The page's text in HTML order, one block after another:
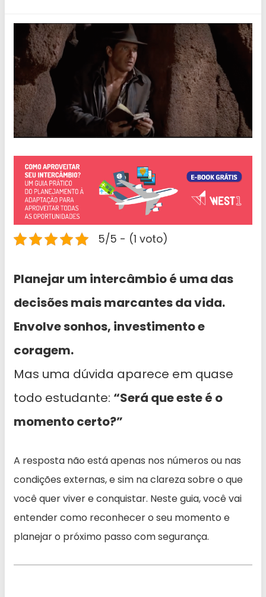
5/5 - (1 voto)
Planejar um intercâmbio é uma das
decisões mais marcantes da vida.
Envolve sonhos, investimento e
coragem.
Mas uma dúvida aparece em quase
todo estudante: “Será que este é o
momento certo?”
A resposta não está apenas nos números ou nas
condições externas, e sim na clareza sobre o que
você quer viver e conquistar. Neste guia, você vai
entender como reconhecer o seu momento e
planejar o próximo passo com segurança.